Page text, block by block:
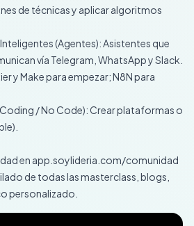
de técnicas y aplicar algoritmos
(Agentes): Asistentes que
vía Telegram, WhatsApp y Slack.
y Make para empezar; N8N para
/ No Code): Crear plataformas o
en app.soylideria.com/comunidad
de todas las masterclass, blogs,
personalizado.